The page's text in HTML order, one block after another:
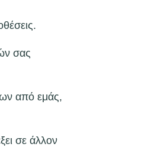
σας
από εμάς,
σε άλλον